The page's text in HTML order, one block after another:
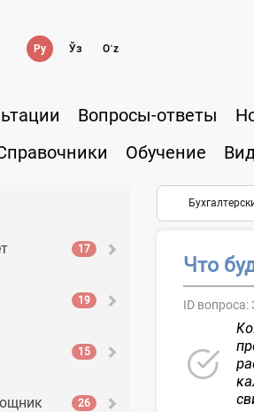
Ру Ўз Oʻz
Вопросы-ответы
Обучение
17
19
15
26
Что
ID вопроса: